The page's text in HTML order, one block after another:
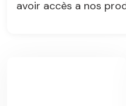
avoir accès a nos